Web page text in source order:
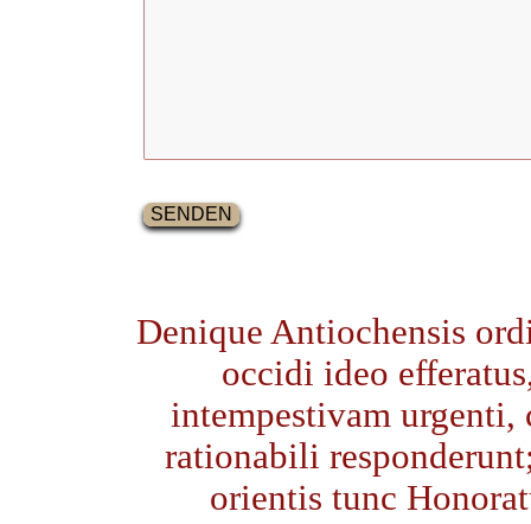
Denique Antiochensis
occidi ideo
intempestivam urgenti,
rationabili
orientis tunc